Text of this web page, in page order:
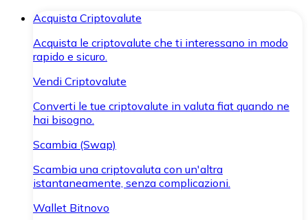
Acquista Criptovalute
Acquista le criptovalute che ti interessano in modo
rapido e sicuro.
Vendi Criptovalute
Converti le tue criptovalute in valuta fiat quando ne
hai bisogno.
Scambia (Swap)
Scambia una criptovaluta con un'altra
istantaneamente, senza complicazioni.
Wallet Bitnovo